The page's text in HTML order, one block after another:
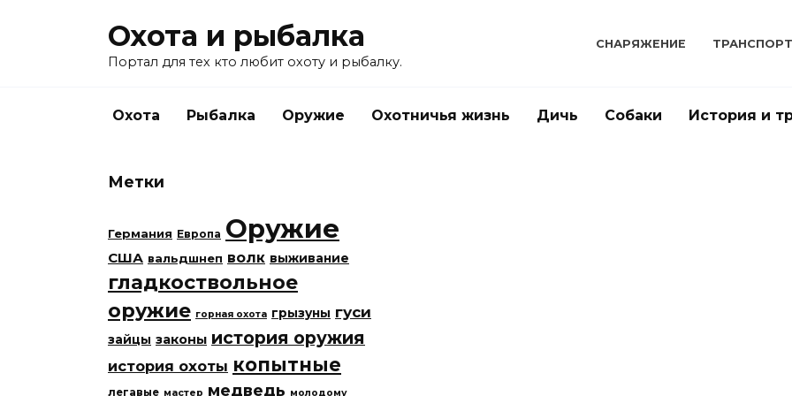
Охота и рыбалка
Портал для тех кто любит охоту и рыбалку.
СНАРЯЖЕНИЕ ТРАНСПОРТ
Охота Рыбалка Оружие Охотничья жизнь Дичь Собаки История и
Метки
Германия Европа Оружие
США вальдшнеп волк выживание
гладкоствольное
оружие горная охота грызуны гуси
зайцы законы история оружия
история охоты копытные
легавые мастер медведь молодому